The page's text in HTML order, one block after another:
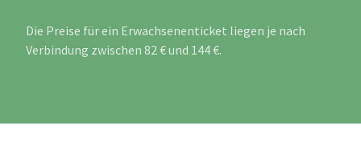
Die Preise für ein Erwachsenenticket liegen je nach
Verbindung zwischen 82 € und 144 €.